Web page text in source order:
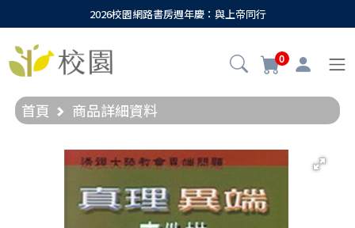
2026校園網路書房週年慶：與上帝同行
0
首頁 商品詳細資料